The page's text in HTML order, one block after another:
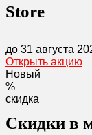
Store
до 31 августа
Открыть акцию
Новый
%
скидка
Скидки в